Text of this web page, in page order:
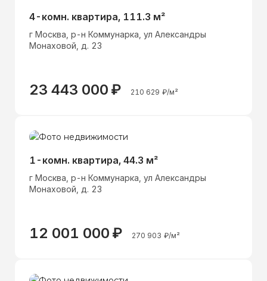
4-комн. квартира, 111.3 м²
г Москва, р-н Коммунарка, ул Александры
Монаховой, д. 23
23 443 000 ₽ 210 629 ₽/м²
1-комн. квартира, 44.3 м²
г Москва, р-н Коммунарка, ул Александры
Монаховой, д. 23
12 001 000 ₽ 270 903 ₽/м²